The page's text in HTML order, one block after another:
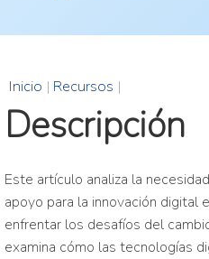
Inicio | Recursos |
Descripción
Este artículo analiza la
apoyo para la innovación digital
enfrentar los desafíos del
examina cómo las tecnologías